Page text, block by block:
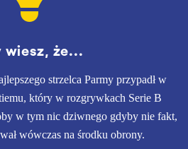
wiesz, że...
strzelca Parmy przypadł w
który w rozgrywkach Serie B
w tym nic dziwnego gdyby nie fakt,
wówczas na środku obrony.